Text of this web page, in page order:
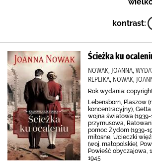
kontrast:
Ścieżka ku
NOWAK, JOANNA,
REPLIKA, NOWAK,
Rok wydania:
Lebensborn, Plaszow
koncentracyjny), Getta
wojna światowa (1939-
przymusowa,
pomoc Żydom (1939-
miłosne, Ucieczki
(woj. małopolskie),
Powieść obyczajowa,
1945